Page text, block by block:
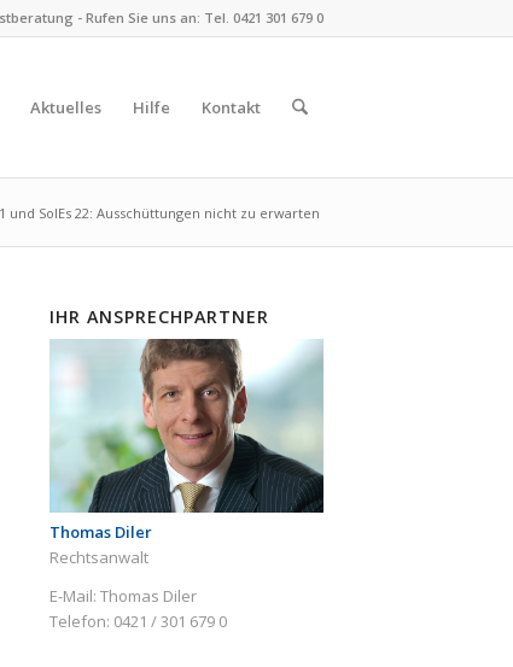
- Rufen Sie uns an: Tel. 0421 301 679 0
Aktuelles Hilfe Kontakt
und SolEs 22: Ausschüttungen nicht zu erwarten
IHR ANSPRECHPARTNER
Thomas Diler
Rechtsanwalt
E-Mail: Thomas Diler
Telefon: 0421 / 301 679 0